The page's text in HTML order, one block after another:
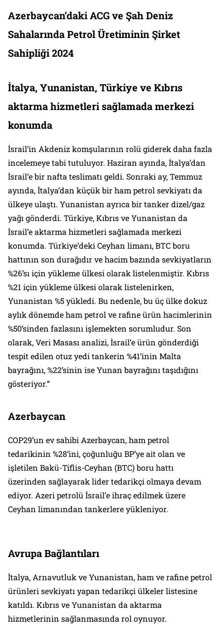
Azerbaycan’daki ACG ve Şah Deniz
Sahalarında Petrol Üretiminin Şirket
Sahipliği 2024
İtalya, Yunanistan, Türkiye ve Kıbrıs
aktarma hizmetleri sağlamada merkezi
konumda
İsrail’in Akdeniz komşularının rolü giderek daha fazla
incelemeye tabi tutuluyor. Haziran ayında, İtalya’dan
İsrail’e bir nafta teslimatı geldi. Sonraki ay, Temmuz
ayında, İtalya’dan küçük bir ham petrol sevkiyatı da
ülkeye ulaştı. Yunanistan ayrıca bir tanker dizel/gaz
yağı gönderdi. Türkiye, Kıbrıs ve Yunanistan da
İsrail’e aktarma hizmetleri sağlamada merkezi
konumda. Türkiye’deki Ceyhan limanı, BTC boru
hattının son durağıdır ve hacim bazında sevkiyatların
%26’sı için yükleme ülkesi olarak listelenmiştir. Kıbrıs
%21 için yükleme ülkesi olarak listelenirken,
Yunanistan %5 yükledi. Bu nedenle, bu üç ülke dokuz
aylık dönemde ham petrol ve rafine ürün hacimlerinin
%50’sinden fazlasını işlemekten sorumludur. Son
olarak, Veri Masası analizi, İsrail’e ürün gönderdiği
tespit edilen otuz yedi tankerin %41’inin Malta
bayrağını, %22’sinin ise Yunan bayrağını taşıdığını
gösteriyor.”
Azerbaycan
COP29’un ev sahibi Azerbaycan, ham petrol
tedarikinin %28’ini, çoğunluğu BP’ye ait olan ve
işletilen Bakü-Tiflis-Ceyhan (BTC) boru hattı
üzerinden sağlayarak lider tedarikçi olmaya devam
ediyor. Azeri petrolü İsrail’e ihraç edilmek üzere
Ceyhan limanından tankerlere yükleniyor.
Avrupa Bağlantıları
İtalya, Arnavutluk ve Yunanistan, ham ve rafine petrol
ürünleri sevkiyatı yapan tedarikçi ülkeler listesine
katıldı. Kıbrıs ve Yunanistan da aktarma
hizmetlerinin sağlanmasında rol oynuyor.